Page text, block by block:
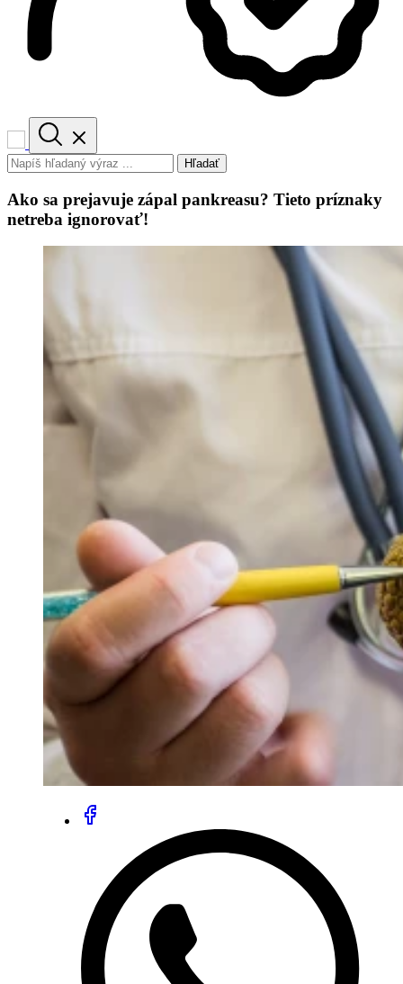
Hľadať
Ako sa prejavuje zápal pankreasu? Tieto príznaky
netreba ignorovať!